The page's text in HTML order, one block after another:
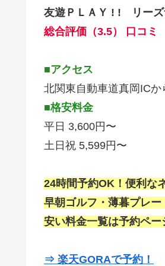
友遊ＰＬＡＹ ! ! リーズ
総合評価（3.5） 口コミ
■アクセス
北関東自動車道真岡ICか
■格安料金
平日 3,600円〜
土日祝 5,599円〜
24時間予約OK！便利な
早朝ゴルフ・薄暮プレ
安い料金一覧は予約ペー
⇒ 楽天GORAで予約！